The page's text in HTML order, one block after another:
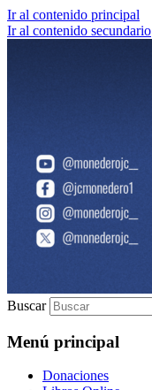
Ir al contenido principal
Ir al contenido secundario
Juan
Lic. Filosofía |
Buscar
Menú principal
Donaciones